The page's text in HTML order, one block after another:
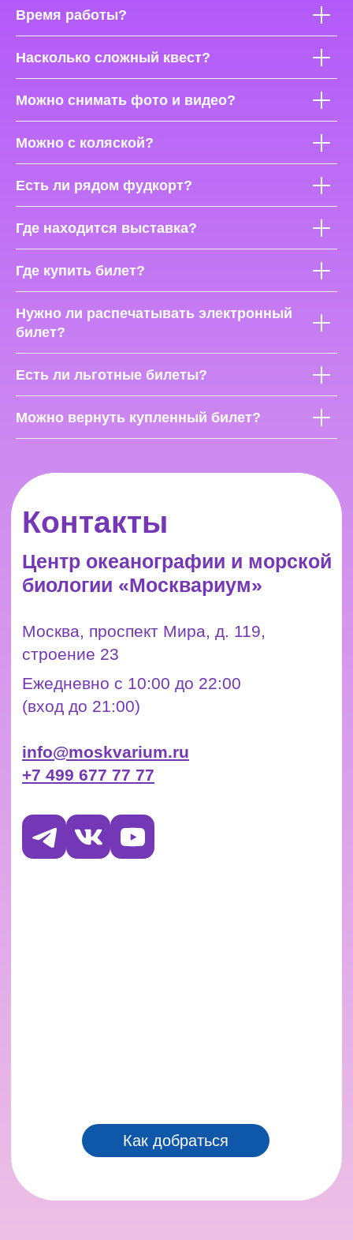
Время работы?
Насколько сложный квест?
Можно снимать фото и видео?
Можно с коляской?
Есть ли рядом фудкорт?
Где находится выставка?
Где купить билет?
Нужно ли распечатывать электронный
билет?
Есть ли льготные билеты?
Можно вернуть купленный билет?